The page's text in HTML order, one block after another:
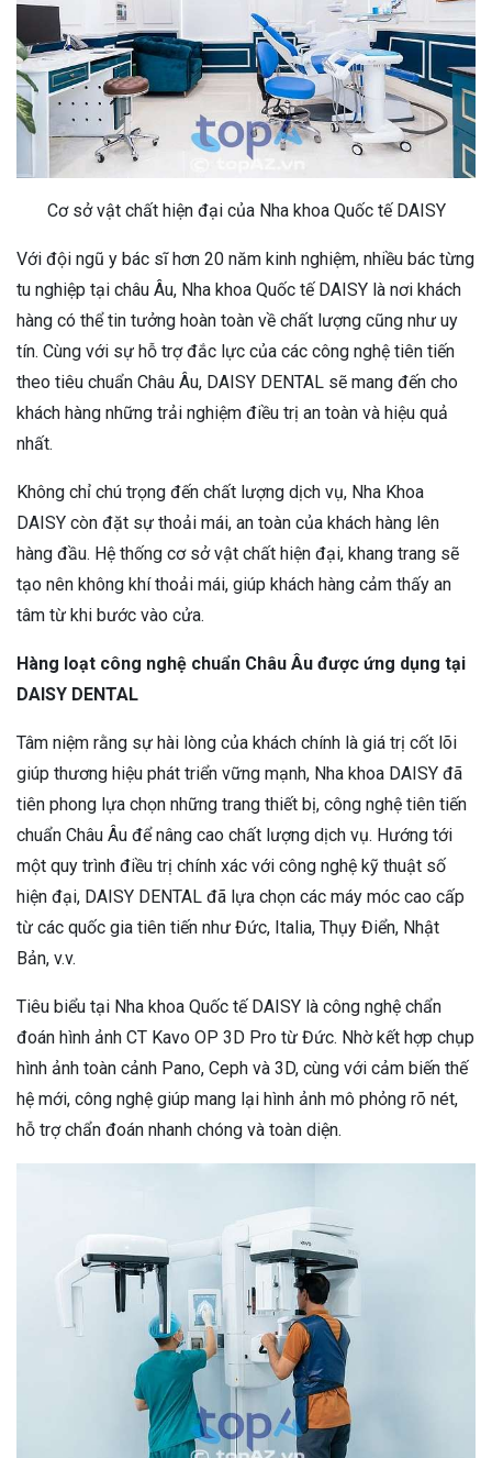
Cơ sở vật chất hiện đại của Nha khoa Quốc tế DAISY
Với đội ngũ y bác sĩ hơn 20 năm kinh nghiệm, nhiều bác từng
tu nghiệp tại châu Âu, Nha khoa Quốc tế DAISY là nơi khách
hàng có thể tin tưởng hoàn toàn về chất lượng cũng như uy
tín. Cùng với sự hỗ trợ đắc lực của các công nghệ tiên tiến
theo tiêu chuẩn Châu Âu, DAISY DENTAL sẽ mang đến cho
khách hàng những trải nghiệm điều trị an toàn và hiệu quả
nhất.
Không chỉ chú trọng đến chất lượng dịch vụ, Nha Khoa
DAISY còn đặt sự thoải mái, an toàn của khách hàng lên
hàng đầu. Hệ thống cơ sở vật chất hiện đại, khang trang sẽ
tạo nên không khí thoải mái, giúp khách hàng cảm thấy an
tâm từ khi bước vào cửa.
Hàng loạt công nghệ chuẩn Châu Âu được ứng dụng tại
DAISY DENTAL
Tâm niệm rằng sự hài lòng của khách chính là giá trị cốt lõi
giúp thương hiệu phát triển vững mạnh, Nha khoa DAISY đã
tiên phong lựa chọn những trang thiết bị, công nghệ tiên tiến
chuẩn Châu Âu để nâng cao chất lượng dịch vụ. Hướng tới
một quy trình điều trị chính xác với công nghệ kỹ thuật số
hiện đại, DAISY DENTAL đã lựa chọn các máy móc cao cấp
từ các quốc gia tiên tiến như Đức, Italia, Thụy Điển, Nhật
Bản, v.v.
Tiêu biểu tại Nha khoa Quốc tế DAISY là công nghệ chẩn
đoán hình ảnh CT Kavo OP 3D Pro từ Đức. Nhờ kết hợp chụp
hình ảnh toàn cảnh Pano, Ceph và 3D, cùng với cảm biến thế
hệ mới, công nghệ giúp mang lại hình ảnh mô phỏng rõ nét,
hỗ trợ chẩn đoán nhanh chóng và toàn diện.